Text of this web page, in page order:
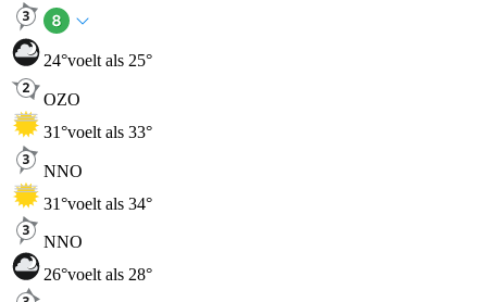
24°voelt als 25°
OZO
31°voelt als 33°
NNO
31°voelt als 34°
NNO
26°voelt als 28°